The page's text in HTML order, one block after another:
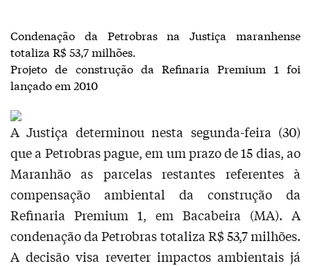
Condenação da Petrobras na Justiça maranhense
totaliza R$ 53,7 milhões.
Projeto de construção da Refinaria Premium 1 foi
lançado em 2010
A Justiça determinou nesta segunda-feira (30)
que a Petrobras pague, em um prazo de 15 dias, ao
Maranhão as parcelas restantes referentes à
compensação ambiental da construção da
Refinaria Premium 1, em Bacabeira (MA). A
condenação da Petrobras totaliza R$ 53,7 milhões.
A decisão visa reverter impactos ambientais já